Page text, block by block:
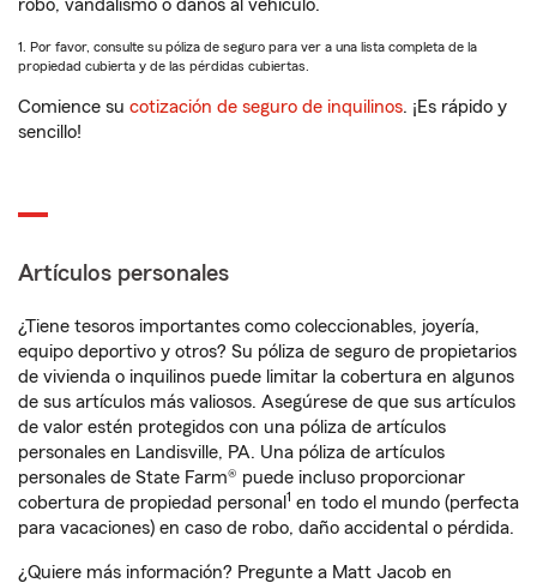
robo, vandalismo o daños al vehículo.
1. Por favor, consulte su póliza de seguro para ver a una lista completa de la
propiedad cubierta y de las pérdidas cubiertas.
Comience su cotización de seguro de inquilinos. ¡Es rápido y
sencillo!
Artículos personales
¿Tiene tesoros importantes como coleccionables, joyería,
equipo deportivo y otros? Su póliza de seguro de propietarios
de vivienda o inquilinos puede limitar la cobertura en algunos
de sus artículos más valiosos. Asegúrese de que sus artículos
de valor estén protegidos con una póliza de artículos
personales en Landisville, PA. Una póliza de artículos
personales de State Farm® puede incluso proporcionar
cobertura de propiedad personal 1 en todo el mundo (perfecta
para vacaciones) en caso de robo, daño accidental o pérdida.
¿Quiere más información? Pregunte a Matt Jacob en